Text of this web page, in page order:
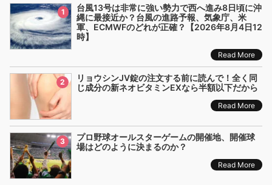
1
台風13号は非常に強い勢力で西へ進み8日頃に沖
縄に最接近か？台風の進路予報、気象庁、米
軍、ECMWFのどれが正確？【2026年8月4日12
時】
Read More
2
リョウシンJV錠の注文する前に読んで！全く同
じ成分の新ネオビタミンEXなら半額以下だから
Read More
3
プロ野球オールスターゲームの開催地、開催球
場はどのように決まるのか？
Read More